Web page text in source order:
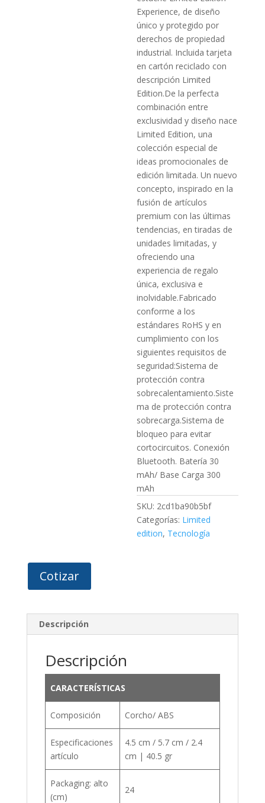
Experience, de diseño
único y protegido por
derechos de propiedad
industrial. Incluida tarjeta
en cartón reciclado con
descripción Limited
Edition.De la perfecta
combinación entre
exclusividad y diseño nace
Limited Edition, una
colección especial de
ideas promocionales de
edición limitada. Un nuevo
concepto, inspirado en la
fusión de artículos
premium con las últimas
tendencias, en tiradas de
unidades limitadas, y
ofreciendo una
experiencia de regalo
única, exclusiva e
inolvidable.Fabricado
conforme a los
estándares RoHS y en
cumplimiento con los
siguientes requisitos de
seguridad:Sistema de
protección contra
sobrecalentamiento.Siste
ma de protección contra
sobrecarga.Sistema de
bloqueo para evitar
cortocircuitos. Conexión
Bluetooth. Batería 30
mAh/ Base Carga 300
mAh
SKU: 2cd1ba90b5bf
Categorías: Limited
edition, Tecnología
Cotizar
Descripción
Descripción
CARACTERÍSTICAS
Composición Corcho/ ABS
Especificaciones
artículo
4.5 cm / 5.7 cm / 2.4
cm | 40.5 gr
Packaging: alto
(cm)
24